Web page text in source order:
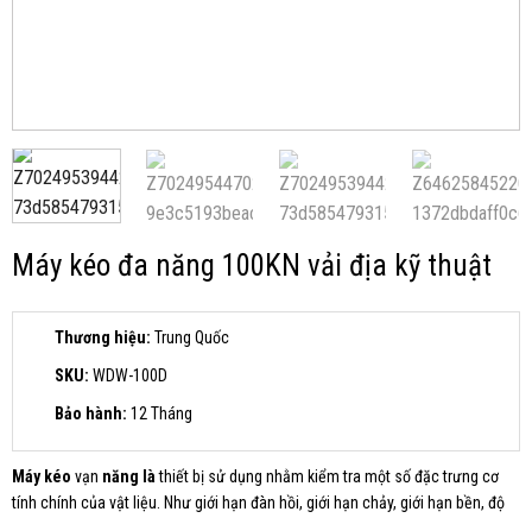
Máy kéo đa năng 100KN vải địa kỹ thuật
Thương hiệu: Trung Quốc
SKU: WDW-100D
Bảo hành: 12 Tháng
Máy kéo vạn năng làthiết bị sử dụng nhằm kiểm tra một số đặc trưng cơ
tính chính của vật liệu. Như giới hạn đàn hồi, giới hạn chảy, giới hạn bền, độ